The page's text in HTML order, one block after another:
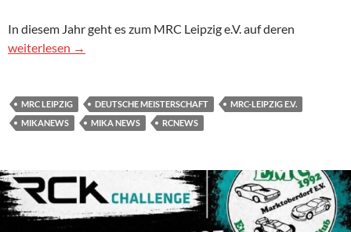
In diesem Jahr geht es zum MRC Leipzig e.V. auf deren
Deutsche Meisterschaft 2026 Offroad Elektro 1:10 2WD &
weiterlesen →
MRC LEIPZIG DEUTSCHE MEISTERSCHAFT
MRC-LEIPZIG E.V.
MIKANEWS
MIKA NEWS RCNEWS